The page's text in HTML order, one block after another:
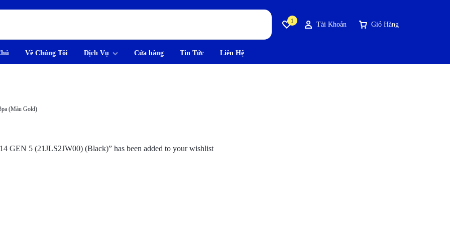
1 Tài Khoản Giỏ Hàng
Về Chúng Tôi Dịch Vụ Cửa hàng Tin Tức Liên Hệ
(Màu Gold)
GEN 5 (21JLS2JW00) (Black)” has been added to your wishlist